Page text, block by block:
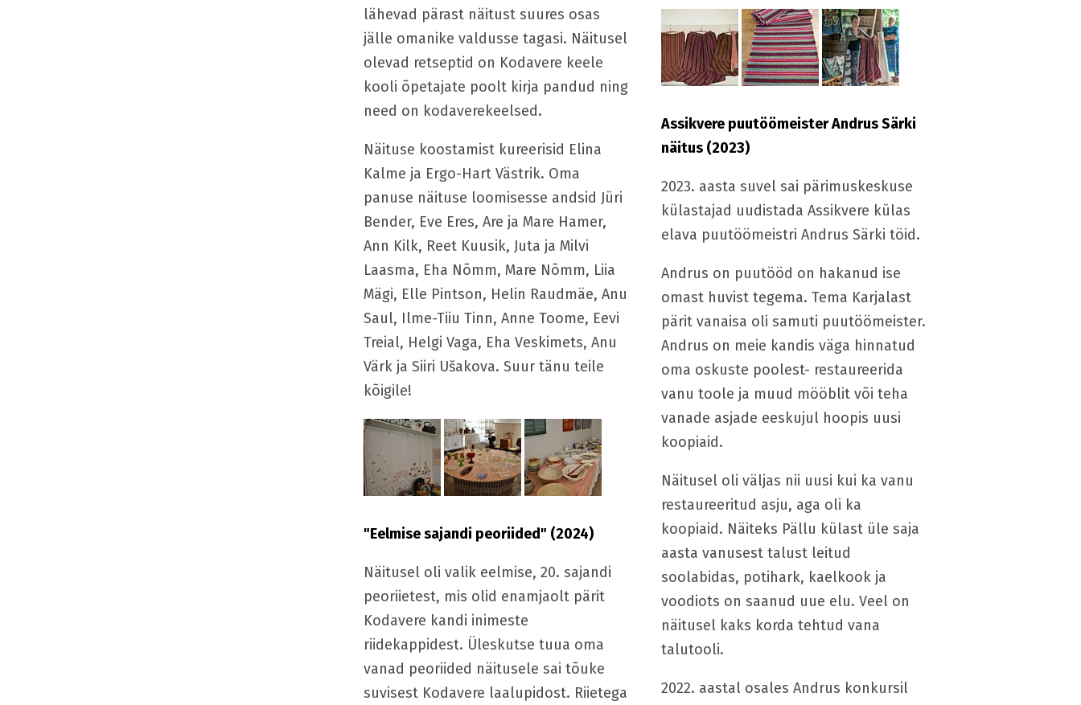
lähevad pärast näitust suures osas
jälle omanike valdusse tagasi. Näitusel
olevad retseptid on Kodavere keele
kooli õpetajate poolt kirja pandud ning
need on kodaverekeelsed.
Näituse koostamist kureerisid Elina
Kalme ja Ergo-Hart Västrik. Oma
panuse näituse loomisesse andsid Jüri
Bender, Eve Eres, Are ja Mare Hamer,
Ann Kilk, Reet Kuusik, Juta ja Milvi
Laasma, Eha Nõmm, Mare Nõmm, Liia
Mägi, Elle Pintson, Helin Raudmäe, Anu
Saul, Ilme-Tiiu Tinn, Anne Toome, Eevi
Treial, Helgi Vaga, Eha Veskimets, Anu
Värk ja Siiri Ušakova. Suur tänu teile
kõigile!
"Eelmise sajandi peoriided" (2024)
Näitusel oli valik eelmise, 20. sajandi
peoriietest, mis olid enamjaolt pärit
Kodavere kandi inimeste
riidekappidest. Üleskutse tuua oma
vanad peoriided näitusele sai tõuke
suvisest Kodavere laalupidost. Riietega
Assikvere puutöömeister Andrus Särki
näitus (2023)
2023. aasta suvel sai pärimuskeskuse
külastajad uudistada Assikvere külas
elava puutöömeistri Andrus Särki töid.
Andrus on puutööd on hakanud ise
omast huvist tegema. Tema Karjalast
pärit vanaisa oli samuti puutöömeister.
Andrus on meie kandis väga hinnatud
oma oskuste poolest- restaureerida
vanu toole ja muud mööblit või teha
vanade asjade eeskujul hoopis uusi
koopiaid.
Näitusel oli väljas nii uusi kui ka vanu
restaureeritud asju, aga oli ka
koopiaid. Näiteks Pällu külast üle saja
aasta vanusest talust leitud
soolabidas, potihark, kaelkook ja
voodiots on saanud uue elu. Veel on
näitusel kaks korda tehtud vana
talutooli.
2022. aastal osales Andrus konkursil